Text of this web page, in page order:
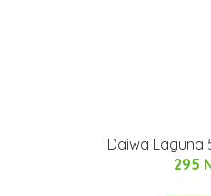
Daiwa Laguna
295